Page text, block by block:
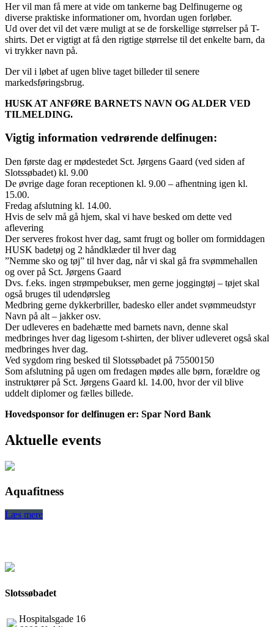
Her vil man få mere at vide om tankerne bag Delfinugerne og
diverse praktiske informationer om, hvordan ugen forløber.
Ud over det vil det være muligt at se de forskellige størrelser på T-
shirts. Det er vigtigt at få den rigtige størrelse til det enkelte barn, da
vi trykker navn på.
Der vil i løbet af ugen blive taget billeder til senere
markedsføringsbrug.
HUSK AT ANFØRE BARNETS NAVN OG ALDER VED
TILMELDING.
Vigtig information vedrørende delfinugen:
Den første dag er mødestedet Sct. Jørgens Gaard (ved siden af
Slotssøbadet) kl. 9.00
De øvrige dage foran receptionen kl. 9.00 – afhentning igen kl.
15.00.
Fredag afslutning kl. 14.00.
Hvis de selv må gå hjem, skal vi have besked om dette ved
aflevering
Der serveres frokost hver dag, samt frugt og boller om formiddagen
HUSK badetøj og 2 håndklæder til hver dag
”Nemme sko og tøj” til hver dag, når vi skal gå fra svømmehallen
og over på Sct. Jørgens Gaard
Dvs. f.eks. ingen strømpebukser, men gerne joggingtøj – tøjet skal
også bruges til udendørsleg
Medbring gerne dykkerbriller, badesko eller andet svømmeudstyr
Navn på alt – jakker osv.
Der udleveres en badehætte med barnets navn, denne skal
medbringes hver dag ligesom t-shirten, der bliver udleveret også skal
medbringes hver dag.
Ved sygdom ring besked til Slotssøbadet på 75500150
Som afslutning på ugen om fredagen mødes alle børn, forældre og
instruktører på Sct. Jørgens Gaard kl. 14.00, hvor der vil blive
uddelt diplomer og fælles billede.
Hovedsponsor for delfinugen er: Spar Nord Bank
Aktuelle events
Aquafitness
Læs mere
Slotssøbadet
Hospitalsgade 16